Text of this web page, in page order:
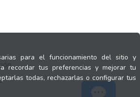
para el funcionamiento del sitio y
recordar tus preferencias y mejorar tu
todas, rechazarlas o configurar tus